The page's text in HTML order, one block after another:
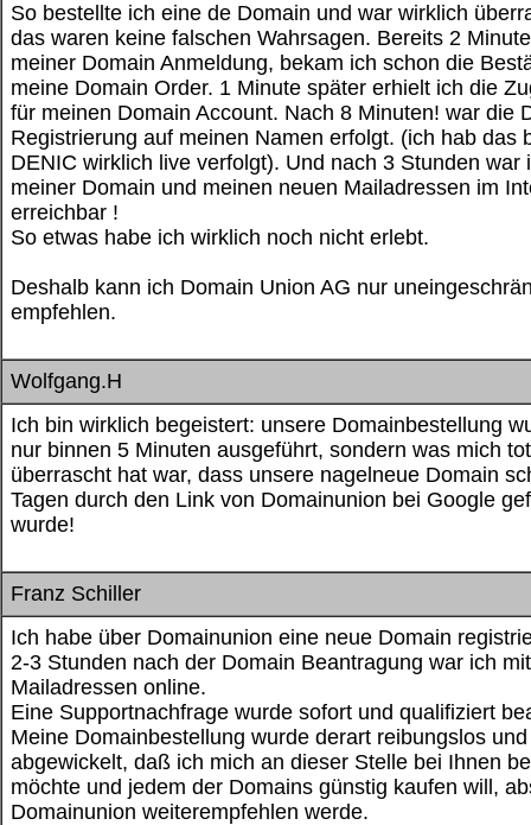
So bestellte ich eine de Domain und war wirklich
das waren keine falschen Wahrsagen. Bereits 2
meiner Domain Anmeldung, bekam ich schon die
meine Domain Order. 1 Minute später erhielt ich die
für meinen Domain Account. Nach 8 Minuten! war die
Registrierung auf meinen Namen erfolgt. (ich hab das
DENIC wirklich live verfolgt). Und nach 3 Stunden war
meiner Domain und meinen neuen Mailadressen im
erreichbar !
So etwas habe ich wirklich noch nicht erlebt.
Deshalb kann ich Domain Union AG nur
empfehlen.
Wolfgang.H
Ich bin wirklich begeistert: unsere Domainbestellung
nur binnen 5 Minuten ausgeführt, sondern was mich
überrascht hat war, dass unsere nagelneue Domain
Tagen durch den Link von Domainunion bei Google
wurde!
Franz Schiller
Ich habe über Domainunion eine neue Domain
2-3 Stunden nach der Domain Beantragung war ich
Mailadressen online.
Eine Supportnachfrage wurde sofort und qualifiziert
Meine Domainbestellung wurde derart reibungslos
abgewickelt, daß ich mich an dieser Stelle bei Ihnen
möchte und jedem der Domains günstig kaufen will,
Domainunion weiterempfehlen werde.